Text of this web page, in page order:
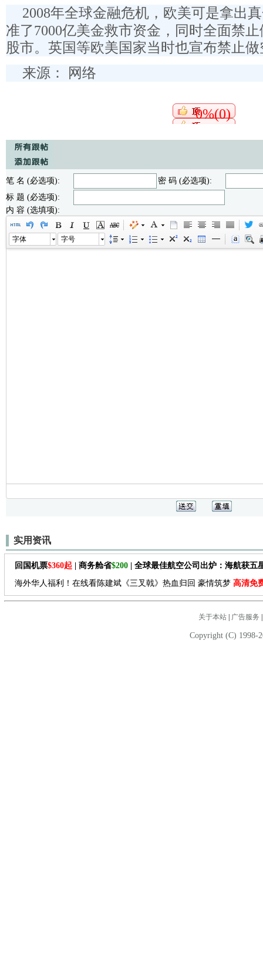
2008年全球金融危机，欧美可是拿出
准了7000亿美金救市资金，同时全面禁
股市。英国等欧美国家当时也宣布禁止
来源： 网络
0%(0)
笔 名 (必选项):
密 码 (必选项):
标 题 (必选项):
内 容 (选填项):
字体 字号
实用资讯
回国机票$360起 | 商务舱省$200 | 全球最佳航空公司出炉：海航获五
海外华人福利！在线看陈建斌《三叉戟》热血归回 豪情筑梦 高清免
关于本站| 广告服务
Copyright (C) 1998-